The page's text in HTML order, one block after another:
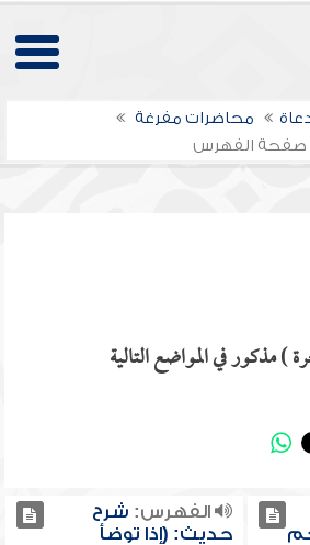
محاضرات مفرغة
صفحة الفهرس
مذكور في المواضع التالية
الفهرس: شرح
حديث: (إذا توضأ